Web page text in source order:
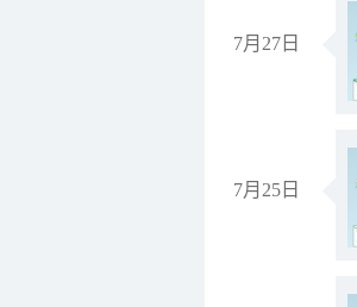
7月27日
7月25日